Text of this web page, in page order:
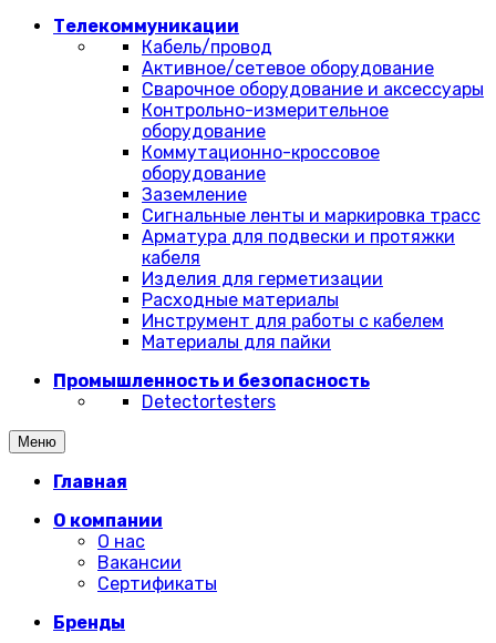
Телекоммуникации
Кабель/провод
Активное/сетевое оборудование
Сварочное оборудование и аксессуары
Контрольно-измерительное
оборудование
Коммутационно-кроссовое
оборудование
Заземление
Сигнальные ленты и маркировка трасс
Арматура для подвески и протяжки
кабеля
Изделия для герметизации
Расходные материалы
Инструмент для работы с кабелем
Материалы для пайки
Промышленность и безопасность
Detectortesters
Меню
Главная
О компании
О нас
Вакансии
Сертификаты
Бренды